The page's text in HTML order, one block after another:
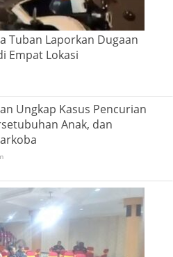
Tuban Laporkan Dugaan
Empat Lokasi
Ungkap Kasus Pencurian
Anak, dan